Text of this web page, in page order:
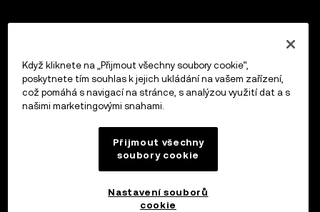
Když kliknete na „Přijmout všechny soubory cookie“,
poskytnete tím souhlas k jejich ukládání na vašem zařízení,
což pomáhá s navigací na stránce, s analýzou využití dat a s
našimi marketingovými snahami.
Přijmout všechny
soubory cookie
Nastavení souborů
cookie